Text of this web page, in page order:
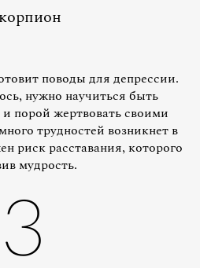
поводы для депрессии.
нужно научиться быть
порой жертвовать своими
трудностей возникнет в
риск расставания, которого
мудрость.
3